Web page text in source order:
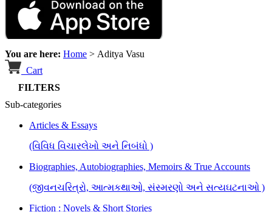
You are here: Home > Aditya Vasu
Cart
FILTERS
Sub-categories
Articles & Essays
(વિવિધ વિચારલેખો અને નિબંધો )
Biographies, Autobiographies, Memoirs & True Accounts
(જીવનચરિત્રો, આત્મકથાઓ, સંસ્મરણો અને સત્યઘટનાઓ )
Fiction : Novels & Short Stories